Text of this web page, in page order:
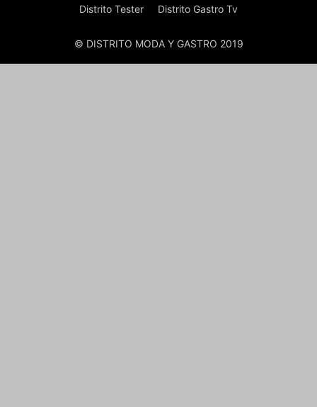
Distrito Tester Distrito Gastro Tv
© DISTRITO MODA Y GASTRO 2019